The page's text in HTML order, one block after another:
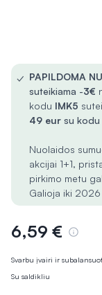
Svarbu įvairi ir
Su saldikliu
✓ PAPILDOMA
suteikiama -3€
kodu IMK5
49 eur su kodu
Nuolaidos
akcijai 1+1,
pirkimo metu
Galioja iki
6,59 €